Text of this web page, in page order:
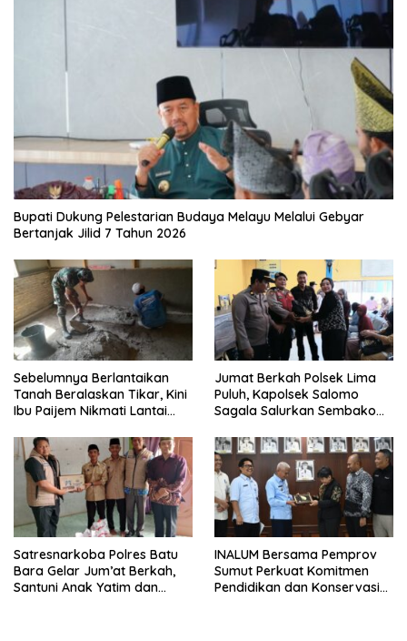
Bupati Dukung Pelestarian Budaya Melayu Melalui Gebyar
Bertanjak Jilid 7 Tahun 2026
Sebelumnya Berlantaikan
Tanah Beralaskan Tikar, Kini
Ibu Paijem Nikmati Lantai
Satgas TMMD Ke-129 Kodim
0208/Asahan
Jumat Berkah Polsek Lima
Puluh, Kapolsek Salomo
Sagala Salurkan Sembako
Gambus
Satresnarkoba Polres Batu
Bara Gelar Jum’at Berkah,
Santuni Anak Yatim dan
INALUM Bersama Pemprov
Sumut Perkuat Komitmen
Pendidikan dan Konservasi